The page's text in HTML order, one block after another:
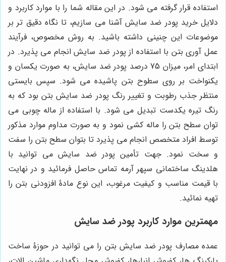
استفاده قرار گرفته می شود. در این مقاله شما را با موارد کاربرد و
دلایل خرید پودر ضد سایش آشنا می سازیم، تا نگاه دقیق تر بر
موضوعات این چنینی داشته باشید. به روش مخصوص، فرآیند
عمل آوری بتن با استفاده از پودر ضد سایش انجام می پذیرد. در
ابتدای امر، میزان 75 درصد پودر ضد سایش، به صورت یکسان و
یکنواخت بر روی سطوح بتن پاشیده می شود. سپس بایستی
منتظر جذب رطوبت و تغییر رنگ پودر ضد سایش بتن بود که به
رنگ تیره یکدست تبدیل می شود. با استفاده از ماله چوبی می
توان سطح بتن را ماله کشی نمود و به صورت مداوم موارد مذکور
توسط افراد متخصص انجام می پذیرد تا بتوان سطح بتن را سفت
و سخت نمود. جهت تأمین پودر ضد سایش می توانید با
هلدینگ ساختمانی سپهر آرمه تماس حاصل فرمائید و در نهایت
با قیمت مناسب و کیفیت مرغوب، این نوع مادۀ افزودنی بتن را
تهیه نمائید.
مهمترین موارد کاربرد پودر ضد سایش
عمده مصارف پودر ضد سایش بتن را می توانید در حوزۀ ساخت